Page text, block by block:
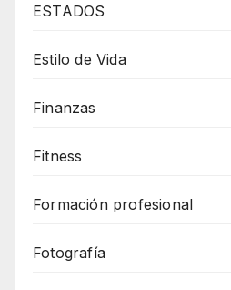
ESTADOS
Estilo de Vida
Finanzas
Fitness
Formación profesional
Fotografía